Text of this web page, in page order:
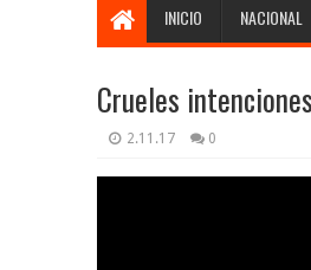
INICIO NACIONAL
Crueles
2.11.17 0